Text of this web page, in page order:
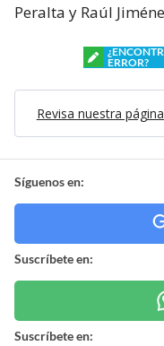
Peralta y Raúl
ERROR?
Revisa nuestra
Síguenos en:
Suscríbete en:
Suscríbete en: